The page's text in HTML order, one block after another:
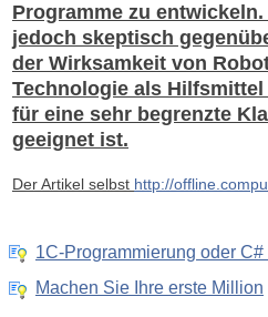
Programme zu
jedoch skeptisch
der Wirksamkeit von
Technologie als
für eine sehr begrenzte
geeignet ist.
Der Artikel selbst http://
1C-Programmierung oder
Machen Sie Ihre erste Million